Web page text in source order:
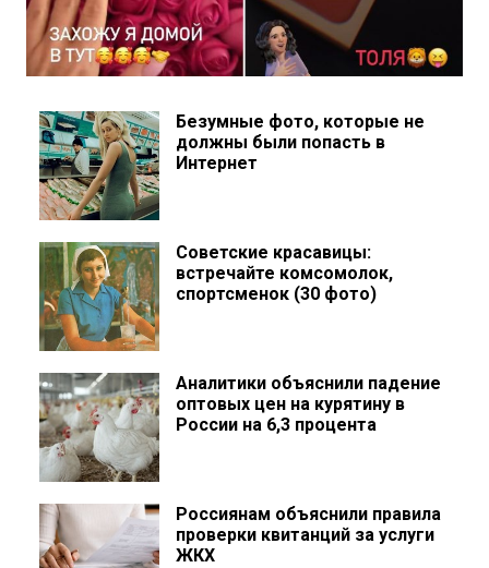
Безумные фото, которые не
должны были попасть в
Интернет
Советские красавицы:
встречайте комсомолок,
спортсменок (30 фото)
Аналитики объяснили падение
оптовых цен на курятину в
России на 6,3 процента
Россиянам объяснили правила
проверки квитанций за услуги
ЖКХ